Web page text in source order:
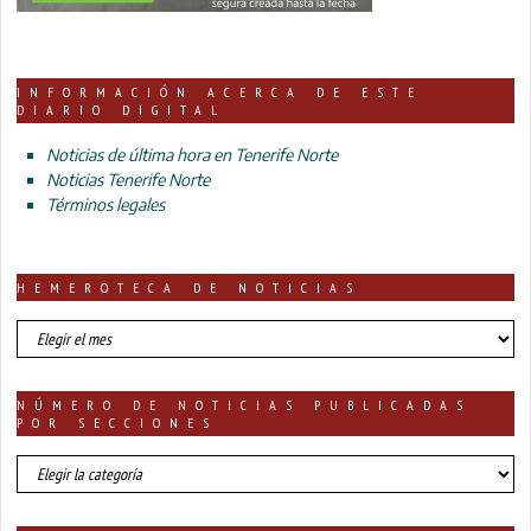
INFORMACIÓN ACERCA DE ESTE
DIARIO DIGITAL
Noticias de última hora en Tenerife Norte
Noticias Tenerife Norte
Términos legales
HEMEROTECA DE NOTICIAS
HEMEROTECA
DE
NÚMERO DE NOTICIAS PUBLICADAS
POR SECCIONES
número
de